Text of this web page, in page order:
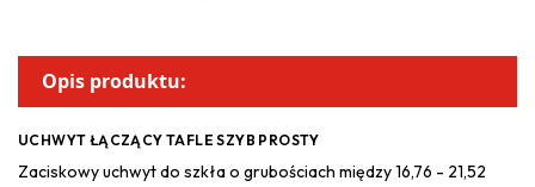
Opis produktu:
UCHWYT ŁĄCZĄCY TAFLE SZYB PROSTY
Zaciskowy uchwyt do szkła o grubościach między 16,76 - 21,52